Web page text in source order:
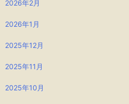
2026年2月
2026年1月
2025年12月
2025年11月
2025年10月